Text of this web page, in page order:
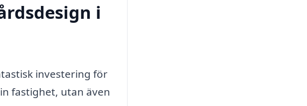
i
investering för
fastighet, utan även